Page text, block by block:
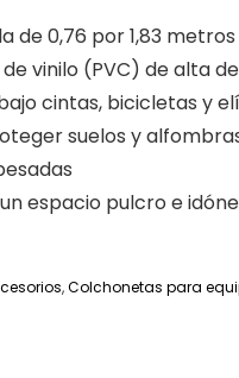
de 0,76 por 1,83
vinilo (PVC) de alta
cintas, bicicletas y
suelos y
espacio pulcro e
,Colchonetas para